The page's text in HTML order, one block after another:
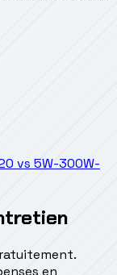
vs 5W-300W-
en